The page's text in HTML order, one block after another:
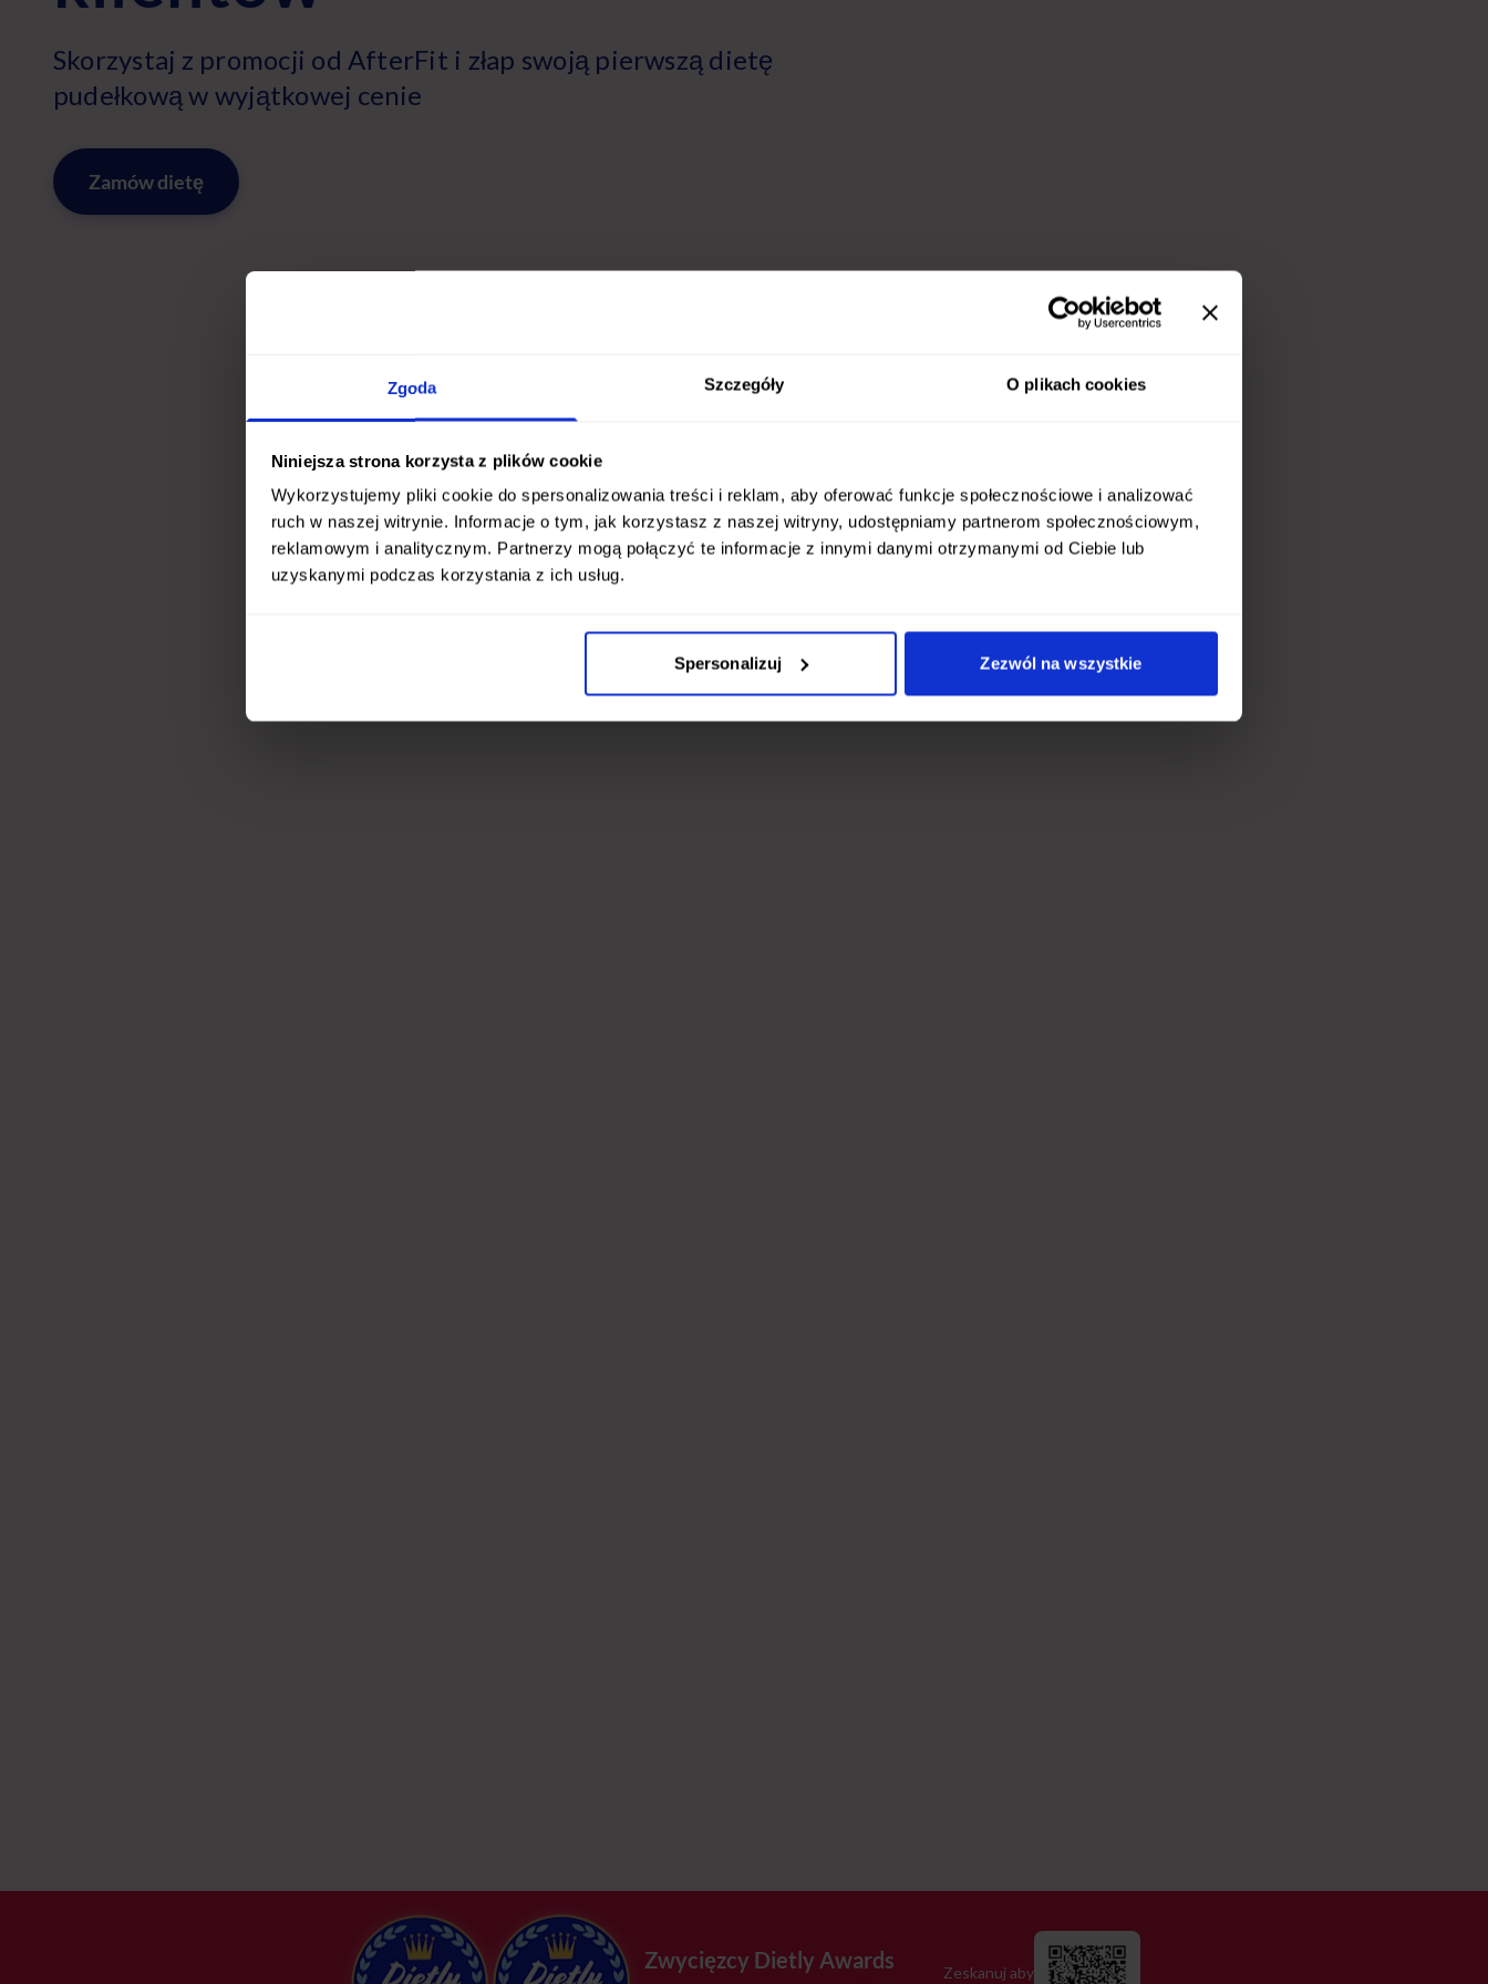
Zgoda Szczegóły O plikach cookies
Niniejsza strona korzysta z plików cookie
Wykorzystujemy pliki cookie do spersonalizowania treści i reklam, aby oferować funkcje społecznościowe i analizować
ruch w naszej witrynie. Informacje o tym, jak korzystasz z naszej witryny, udostępniamy partnerom społecznościowym,
reklamowym i analitycznym. Partnerzy mogą połączyć te informacje z innymi danymi otrzymanymi od Ciebie lub
uzyskanymi podczas korzystania z ich usług.
Spersonalizuj Zezwól na wszystkie
Skorzystaj z promocji od AfterFit i złap swoją pierwszą dietę
pudełkową w wyjątkowej cenie
Zamów dietę
Zwycięzcy Dietly Awards Zeskanuj aby